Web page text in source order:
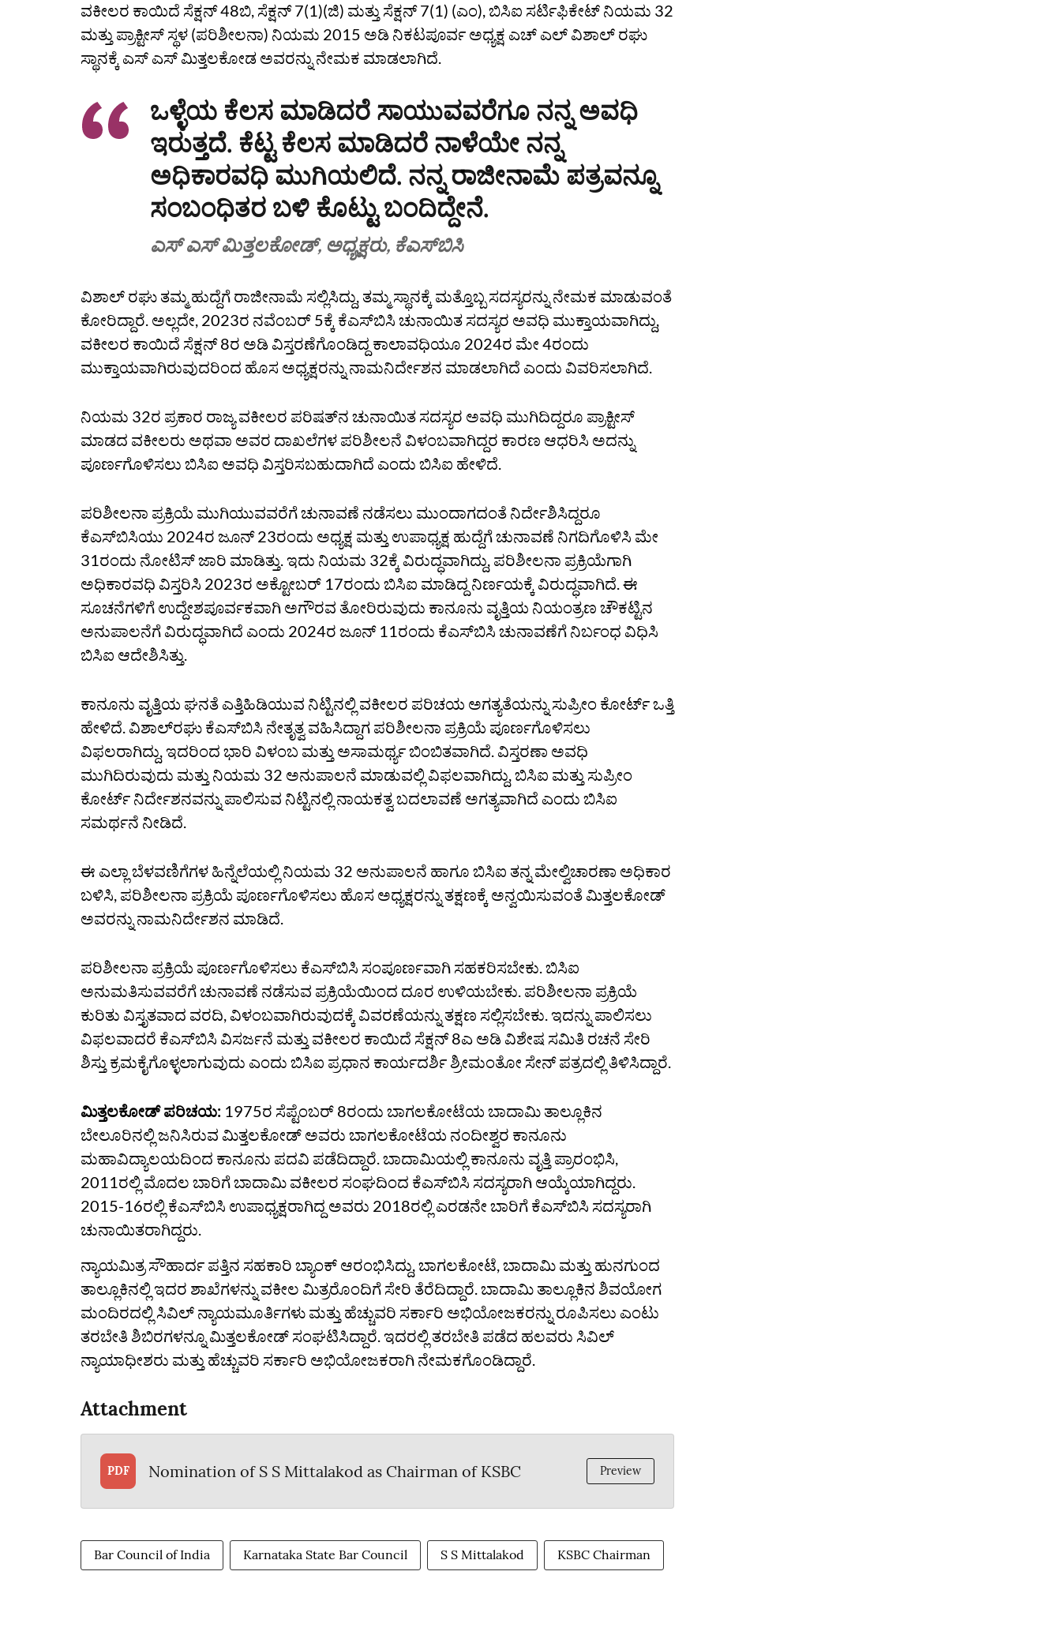
ವಕೀಲರ ಕಾಯಿದೆ ಸೆಕ್ಷನ್‌ 48ಬಿ, ಸೆಕ್ಷನ್‌ 7(1)(ಜಿ) ಮತ್ತು ಸೆಕ್ಷನ್‌ 7(1) (ಎಂ), ಬಿಸಿಐ ಸರ್ಟಿಫಿಕೇಟ್‌ ನಿಯಮ 32
ಮತ್ತು ಪ್ರಾಕ್ಟೀಸ್‌ ಸ್ಥಳ (ಪರಿಶೀಲನಾ) ನಿಯಮ 2015 ಅಡಿ ನಿಕಟಪೂರ್ವ ಅಧ್ಯಕ್ಷ ಎಚ್‌ ಎಲ್‌ ವಿಶಾಲ್‌ ರಘು
ಸ್ಥಾನಕ್ಕೆ ಎಸ್‌ ಎಸ್‌ ಮಿತ್ತಲಕೋಡ ಅವರನ್ನು ನೇಮಕ ಮಾಡಲಾಗಿದೆ.
ಒಳ್ಳೆಯ ಕೆಲಸ ಮಾಡಿದರೆ ಸಾಯುವವರೆಗೂ ನನ್ನ ಅವಧಿ
ಇರುತ್ತದೆ. ಕೆಟ್ಟ ಕೆಲಸ ಮಾಡಿದರೆ ನಾಳೆಯೇ ನನ್ನ
ಅಧಿಕಾರವಧಿ ಮುಗಿಯಲಿದೆ. ನನ್ನ ರಾಜೀನಾಮೆ ಪತ್ರವನ್ನೂ
ಸಂಬಂಧಿತರ ಬಳಿ ಕೊಟ್ಟು ಬಂದಿದ್ದೇನೆ.
ಎಸ್‌ ಎಸ್‌ ಮಿತ್ತಲಕೋಡ್‌, ಅಧ್ಯಕ್ಷರು, ಕೆಎಸ್‌ಬಿಸಿ
ವಿಶಾಲ್‌ ರಘು ತಮ್ಮ ಹುದ್ದೆಗೆ ರಾಜೀನಾಮೆ ಸಲ್ಲಿಸಿದ್ದು, ತಮ್ಮ ಸ್ಥಾನಕ್ಕೆ ಮತ್ತೊಬ್ಬ ಸದಸ್ಯರನ್ನು ನೇಮಕ ಮಾಡುವಂತೆ
ಕೋರಿದ್ದಾರೆ. ಅಲ್ಲದೇ, 2023ರ ನವೆಂಬರ್‌ 5ಕ್ಕೆ ಕೆಎಸ್‌ಬಿಸಿ ಚುನಾಯಿತ ಸದಸ್ಯರ ಅವಧಿ ಮುಕ್ತಾಯವಾಗಿದ್ದು,
ವಕೀಲರ ಕಾಯಿದೆ ಸೆಕ್ಷನ್‌ 8ರ ಅಡಿ ವಿಸ್ತರಣೆಗೊಂಡಿದ್ದ ಕಾಲಾವಧಿಯೂ 2024ರ ಮೇ 4ರಂದು
ಮುಕ್ತಾಯವಾಗಿರುವುದರಿಂದ ಹೊಸ ಅಧ್ಯಕ್ಷರನ್ನು ನಾಮನಿರ್ದೇಶನ ಮಾಡಲಾಗಿದೆ ಎಂದು ವಿವರಿಸಲಾಗಿದೆ.
ನಿಯಮ 32ರ ಪ್ರಕಾರ ರಾಜ್ಯ ವಕೀಲರ ಪರಿಷತ್‌ನ ಚುನಾಯಿತ ಸದಸ್ಯರ ಅವಧಿ ಮುಗಿದಿದ್ದರೂ ಪ್ರಾಕ್ಟೀಸ್‌
ಮಾಡದ ವಕೀಲರು ಅಥವಾ ಅವರ ದಾಖಲೆಗಳ ಪರಿಶೀಲನೆ ವಿಳಂಬವಾಗಿದ್ದರ ಕಾರಣ ಆಧರಿಸಿ ಅದನ್ನು
ಪೂರ್ಣಗೊಳಿಸಲು ಬಿಸಿಐ ಅವಧಿ ವಿಸ್ತರಿಸಬಹುದಾಗಿದೆ ಎಂದು ಬಿಸಿಐ ಹೇಳಿದೆ.
ಪರಿಶೀಲನಾ ಪ್ರಕ್ರಿಯೆ ಮುಗಿಯುವವರೆಗೆ ಚುನಾವಣೆ ನಡೆಸಲು ಮುಂದಾಗದಂತೆ ನಿರ್ದೇಶಿಸಿದ್ದರೂ
ಕೆಎಸ್‌ಬಿಸಿಯು 2024ರ ಜೂನ್‌ 23ರಂದು ಅಧ್ಯಕ್ಷ ಮತ್ತು ಉಪಾಧ್ಯಕ್ಷ ಹುದ್ದೆಗೆ ಚುನಾವಣೆ ನಿಗದಿಗೊಳಿಸಿ ಮೇ
31ರಂದು ನೋಟಿಸ್‌ ಜಾರಿ ಮಾಡಿತ್ತು. ಇದು ನಿಯಮ 32ಕ್ಕೆ ವಿರುದ್ಧವಾಗಿದ್ದು, ಪರಿಶೀಲನಾ ಪ್ರಕ್ರಿಯೆಗಾಗಿ
ಅಧಿಕಾರವಧಿ ವಿಸ್ತರಿಸಿ 2023ರ ಅಕ್ಟೋಬರ್‌ 17ರಂದು ಬಿಸಿಐ ಮಾಡಿದ್ದ ನಿರ್ಣಯಕ್ಕೆ ವಿರುದ್ಧವಾಗಿದೆ. ಈ
ಸೂಚನೆಗಳಿಗೆ ಉದ್ದೇಶಪೂರ್ವಕವಾಗಿ ಅಗೌರವ ತೋರಿರುವುದು ಕಾನೂನು ವೃತ್ತಿಯ ನಿಯಂತ್ರಣ ಚೌಕಟ್ಟಿನ
ಅನುಪಾಲನೆಗೆ ವಿರುದ್ಧವಾಗಿದೆ ಎಂದು 2024ರ ಜೂನ್‌ 11ರಂದು ಕೆಎಸ್‌ಬಿಸಿ ಚುನಾವಣೆಗೆ ನಿರ್ಬಂಧ ವಿಧಿಸಿ
ಬಿಸಿಐ ಆದೇಶಿಸಿತ್ತು.
ಕಾನೂನು ವೃತ್ತಿಯ ಘನತೆ ಎತ್ತಿಹಿಡಿಯುವ ನಿಟ್ಟಿನಲ್ಲಿ ವಕೀಲರ ಪರಿಚಯ ಅಗತ್ಯತೆಯನ್ನು ಸುಪ್ರೀಂ ಕೋರ್ಟ್‌ ಒತ್ತಿ
ಹೇಳಿದೆ. ವಿಶಾಲ್‌ರಘು ಕೆಎಸ್‌ಬಿಸಿ ನೇತೃತ್ವ ವಹಿಸಿದ್ದಾಗ ಪರಿಶೀಲನಾ ಪ್ರಕ್ರಿಯೆ ಪೂರ್ಣಗೊಳಿಸಲು
ವಿಫಲರಾಗಿದ್ದು, ಇದರಿಂದ ಭಾರಿ ವಿಳಂಬ ಮತ್ತು ಅಸಾಮರ್ಥ್ಯ ಬಿಂಬಿತವಾಗಿದೆ. ವಿಸ್ತರಣಾ ಅವಧಿ
ಮುಗಿದಿರುವುದು ಮತ್ತು ನಿಯಮ 32 ಅನುಪಾಲನೆ ಮಾಡುವಲ್ಲಿ ವಿಫಲವಾಗಿದ್ದು, ಬಿಸಿಐ ಮತ್ತು ಸುಪ್ರೀಂ
ಕೋರ್ಟ್‌ ನಿರ್ದೇಶನವನ್ನು ಪಾಲಿಸುವ ನಿಟ್ಟಿನಲ್ಲಿ ನಾಯಕತ್ವ ಬದಲಾವಣೆ ಅಗತ್ಯವಾಗಿದೆ ಎಂದು ಬಿಸಿಐ
ಸಮರ್ಥನೆ ನೀಡಿದೆ.
ಈ ಎಲ್ಲಾ ಬೆಳವಣಿಗೆಗಳ ಹಿನ್ನೆಲೆಯಲ್ಲಿ ನಿಯಮ 32 ಅನುಪಾಲನೆ ಹಾಗೂ ಬಿಸಿಐ ತನ್ನ ಮೇಲ್ವಿಚಾರಣಾ ಅಧಿಕಾರ
ಬಳಿಸಿ, ಪರಿಶೀಲನಾ ಪ್ರಕ್ರಿಯೆ ಪೂರ್ಣಗೊಳಿಸಲು ಹೊಸ ಅಧ್ಯಕ್ಷರನ್ನು ತಕ್ಷಣಕ್ಕೆ ಅನ್ವಯಿಸುವಂತೆ ಮಿತ್ತಲಕೋಡ್‌
ಅವರನ್ನು ನಾಮನಿರ್ದೇಶನ ಮಾಡಿದೆ.
ಪರಿಶೀಲನಾ ಪ್ರಕ್ರಿಯೆ ಪೂರ್ಣಗೊಳಿಸಲು ಕೆಎಸ್‌ಬಿಸಿ ಸಂಪೂರ್ಣವಾಗಿ ಸಹಕರಿಸಬೇಕು. ಬಿಸಿಐ
ಅನುಮತಿಸುವವರೆಗೆ ಚುನಾವಣೆ ನಡೆಸುವ ಪ್ರಕ್ರಿಯೆಯಿಂದ ದೂರ ಉಳಿಯಬೇಕು. ಪರಿಶೀಲನಾ ಪ್ರಕ್ರಿಯೆ
ಕುರಿತು ವಿಸ್ತೃತವಾದ ವರದಿ, ವಿಳಂಬವಾಗಿರುವುದಕ್ಕೆ ವಿವರಣೆಯನ್ನು ತಕ್ಷಣ ಸಲ್ಲಿಸಬೇಕು. ಇದನ್ನು ಪಾಲಿಸಲು
ವಿಫಲವಾದರೆ ಕೆಎಸ್‌ಬಿಸಿ ವಿಸರ್ಜನೆ ಮತ್ತು ವಕೀಲರ ಕಾಯಿದೆ ಸೆಕ್ಷನ್‌ 8ಎ ಅಡಿ ವಿಶೇಷ ಸಮಿತಿ ರಚನೆ ಸೇರಿ
ಶಿಸ್ತು ಕ್ರಮಕೈಗೊಳ್ಳಲಾಗುವುದು ಎಂದು ಬಿಸಿಐ ಪ್ರಧಾನ ಕಾರ್ಯದರ್ಶಿ ಶ್ರೀಮಂತೋ ಸೇನ್‌ ಪತ್ರದಲ್ಲಿ ತಿಳಿಸಿದ್ದಾರೆ.
ಮಿತ್ತಲಕೋಡ್‌ ಪರಿಚಯ: 1975ರ ಸೆಪ್ಟೆಂಬರ್‌ 8ರಂದು ಬಾಗಲಕೋಟೆಯ ಬಾದಾಮಿ ತಾಲ್ಲೂಕಿನ
ಬೇಲೂರಿನಲ್ಲಿ ಜನಿಸಿರುವ ಮಿತ್ತಲಕೋಡ್‌ ಅವರು ಬಾಗಲಕೋಟೆಯ ನಂದೀಶ್ವರ ಕಾನೂನು
ಮಹಾವಿದ್ಯಾಲಯದಿಂದ ಕಾನೂನು ಪದವಿ ಪಡೆದಿದ್ದಾರೆ. ಬಾದಾಮಿಯಲ್ಲಿ ಕಾನೂನು ವೃತ್ತಿ ಪ್ರಾರಂಭಿಸಿ,
2011ರಲ್ಲಿ ಮೊದಲ ಬಾರಿಗೆ ಬಾದಾಮಿ ವಕೀಲರ ಸಂಘದಿಂದ ಕೆಎಸ್‌ಬಿಸಿ ಸದಸ್ಯರಾಗಿ ಆಯ್ಕೆಯಾಗಿದ್ದರು.
2015-16ರಲ್ಲಿ ಕೆಎಸ್‌ಬಿಸಿ ಉಪಾಧ್ಯಕ್ಷರಾಗಿದ್ದ ಅವರು 2018ರಲ್ಲಿ ಎರಡನೇ ಬಾರಿಗೆ ಕೆಎಸ್‌ಬಿಸಿ ಸದಸ್ಯರಾಗಿ
ಚುನಾಯಿತರಾಗಿದ್ದರು.
ನ್ಯಾಯಮಿತ್ರ ಸೌಹಾರ್ದ ಪತ್ತಿನ ಸಹಕಾರಿ ಬ್ಯಾಂಕ್‌ ಆರಂಭಿಸಿದ್ದು, ಬಾಗಲಕೋಟೆ, ಬಾದಾಮಿ ಮತ್ತು ಹುನಗುಂದ
ತಾಲ್ಲೂಕಿನಲ್ಲಿ ಇದರ ಶಾಖೆಗಳನ್ನು ವಕೀಲ ಮಿತ್ರರೊಂದಿಗೆ ಸೇರಿ ತೆರೆದಿದ್ದಾರೆ. ಬಾದಾಮಿ ತಾಲ್ಲೂಕಿನ ಶಿವಯೋಗ
ಮಂದಿರದಲ್ಲಿ ಸಿವಿಲ್‌ ನ್ಯಾಯಮೂರ್ತಿಗಳು ಮತ್ತು ಹೆಚ್ಚುವರಿ ಸರ್ಕಾರಿ ಅಭಿಯೋಜಕರನ್ನು ರೂಪಿಸಲು ಎಂಟು
ತರಬೇತಿ ಶಿಬಿರಗಳನ್ನೂ ಮಿತ್ತಲಕೋಡ್‌ ಸಂಘಟಿಸಿದ್ದಾರೆ. ಇದರಲ್ಲಿ ತರಬೇತಿ ಪಡೆದ ಹಲವರು ಸಿವಿಲ್‌
ನ್ಯಾಯಾಧೀಶರು ಮತ್ತು ಹೆಚ್ಚುವರಿ ಸರ್ಕಾರಿ ಅಭಿಯೋಜಕರಾಗಿ ನೇಮಕಗೊಂಡಿದ್ದಾರೆ.
Attachment
PDF Nomination of S S Mittalakod as Chairman of KSBC Preview
Bar Council of India Karnataka State Bar Council S S Mittalakod KSBC Chairman